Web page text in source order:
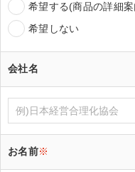
希望する(商品の詳細
希望しない
会社名
お名前※